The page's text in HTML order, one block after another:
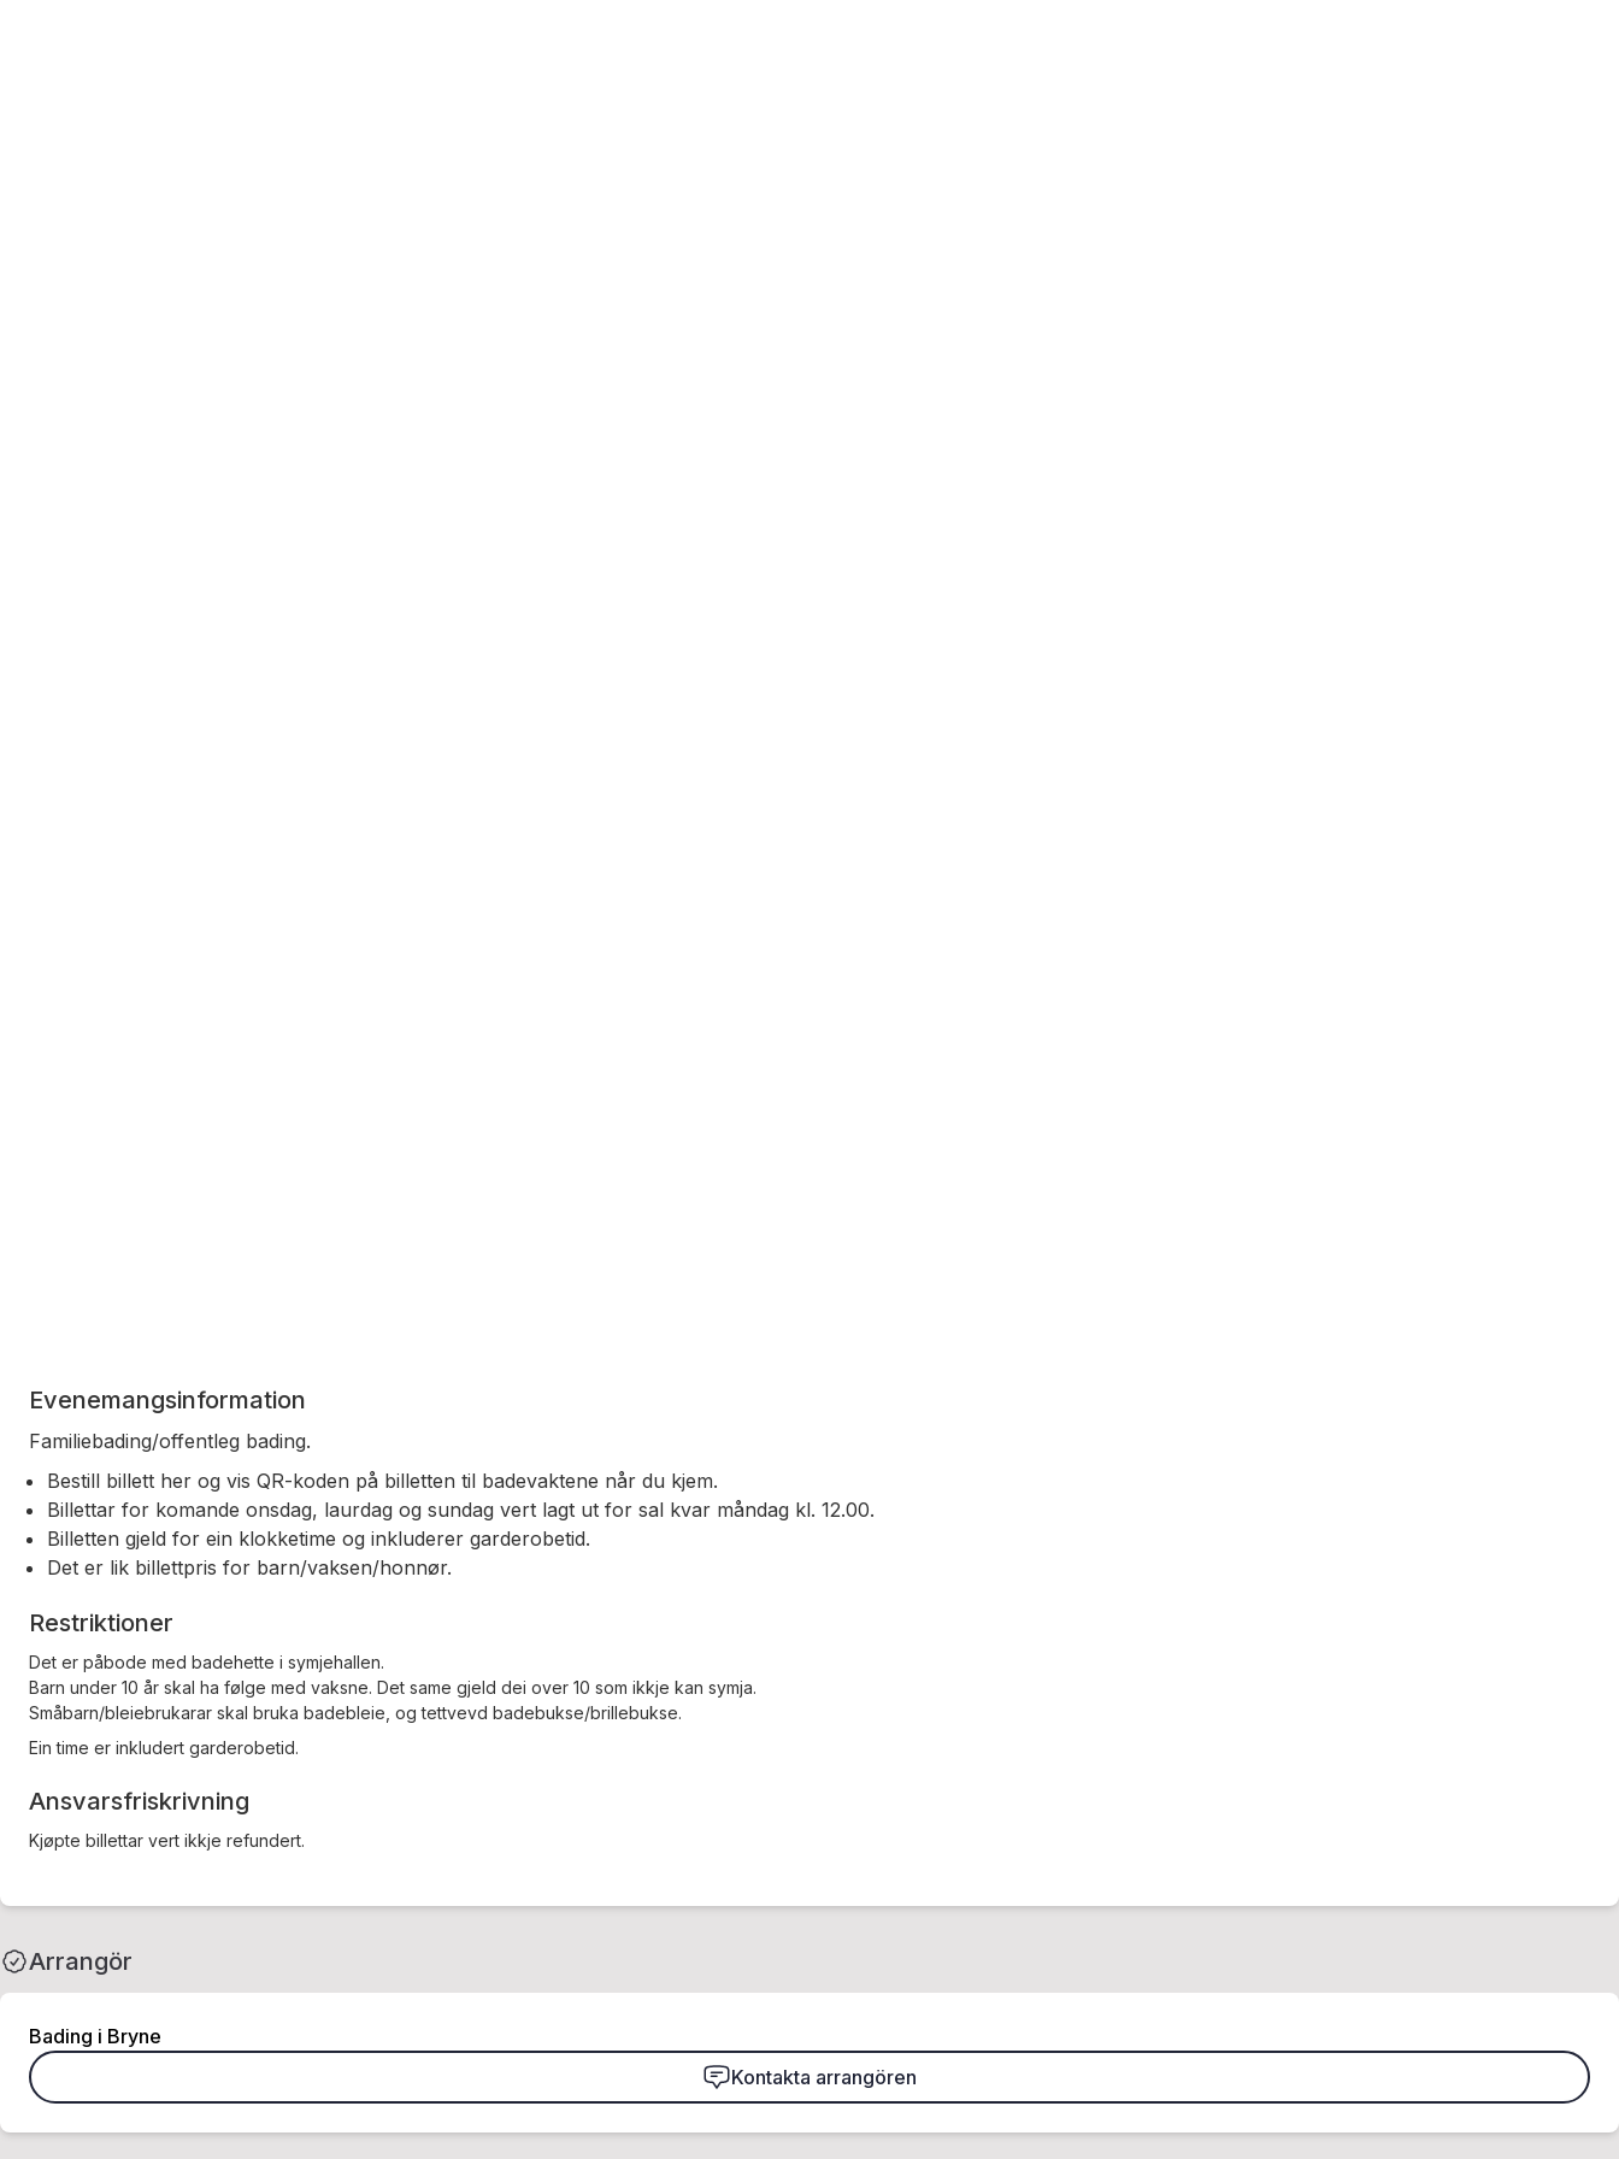
Evenemangsinformation
Familiebading/offentleg bading.
Bestill billett her og vis QR-koden på billetten til badevaktene når du kjem.
Billettar for komande onsdag, laurdag og sundag vert lagt ut for sal kvar måndag kl. 12.00.
Billetten gjeld for ein klokketime og inkluderer garderobetid.
Det er lik billettpris for barn/vaksen/honnør.
Restriktioner
Det er påbode med badehette i symjehallen.
Barn under 10 år skal ha følge med vaksne. Det same gjeld dei over 10 som ikkje kan symja.
Småbarn/bleiebrukarar skal bruka badebleie, og tettvevd badebukse/brillebukse.
Ein time er inkludert garderobetid.
Ansvarsfriskrivning
Kjøpte billettar vert ikkje refundert.
Arrangör
Bading i Bryne
Kontakta arrangören